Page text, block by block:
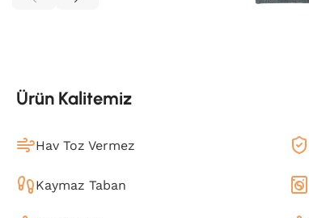
Ürün Kalitemiz
Hav Toz Vermez
Kaymaz Taban